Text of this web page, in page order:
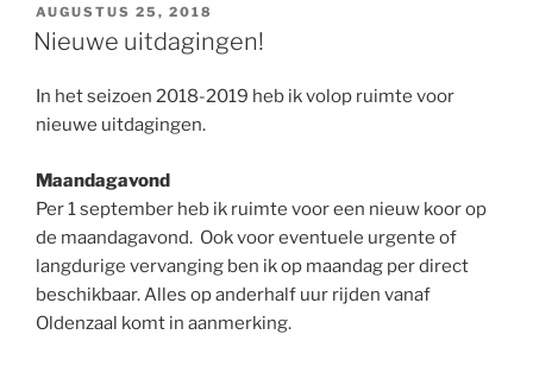
GEPLAATST
OP
AUGUSTUS 25, 2018
Nieuwe uitdagingen!
In het seizoen 2018-2019 heb ik volop ruimte voor
nieuwe uitdagingen.
Maandagavond
Per 1 september heb ik ruimte voor een nieuw koor op
de maandagavond. Ook voor eventuele urgente of
langdurige vervanging ben ik op maandag per direct
beschikbaar. Alles op anderhalf uur rijden vanaf
Oldenzaal komt in aanmerking.